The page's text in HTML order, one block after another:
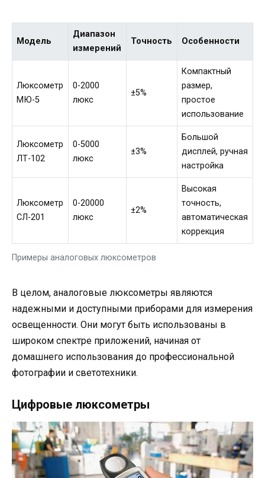
Примеры аналоговых люксометров
Модель
Диапазон
измерений
Точность Особенности
Люксометр
МЮ-5
0-2000
люкс
±5%
Компактный
размер,
простое
использование
Люксометр
ЛТ-102
0-5000
люкс
±3%
Большой
дисплей, ручная
настройка
Люксометр
СЛ-201
0-20000
люкс
±2%
Высокая
точность,
автоматическая
коррекция
В целом, аналоговые люксометры являются
надежными и доступными приборами для измерения
освещенности. Они могут быть использованы в
широком спектре приложений, начиная от
домашнего использования до профессиональной
фотографии и светотехники.
Цифровые люксометры